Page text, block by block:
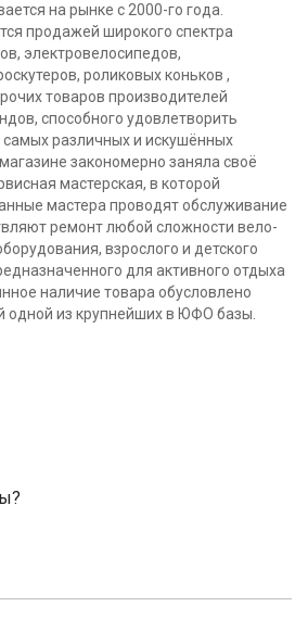
на рынке с 2000-го года.
продажей широкого спектра
электровелосипедов,
роликовых коньков ,
товаров производителей
способного удовлетворить
различных и искушённых
закономерно заняла своё
мастерская, в которой
мастера проводят обслуживание
ремонт любой сложности вело-
взрослого и детского
для активного отдыха
наличие товара обусловлено
одной из крупнейших в ЮФО базы.